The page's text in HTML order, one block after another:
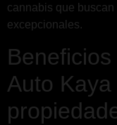
cannabis que
excepcionales.
Auto